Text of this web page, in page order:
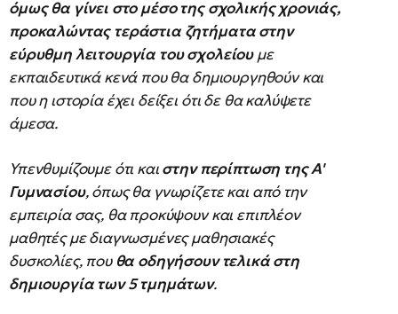
όμως θα γίνει στο μέσο της σχολικής χρονιάς,
προκαλώντας τεράστια ζητήματα στην
εύρυθμη λειτουργία του σχολείουμε
εκπαιδευτικά κενά που θα δημιουργηθούν και
που η ιστορία έχει δείξει ότι δε θα καλύψετε
άμεσα.
Υπενθυμίζουμε ότι καιστην περίπτωση της Α'
Γυμνασίου, όπως θα γνωρίζετε και από την
εμπειρία σας, θα προκύψουν και επιπλέον
μαθητές με διαγνωσμένες μαθησιακές
δυσκολίες, που θα οδηγήσουν τελικά στη
δημιουργία των 5 τμημάτων.